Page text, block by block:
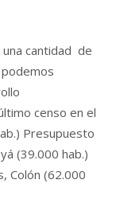
una cantidad de
censo en el
Presupuesto
(39.000 hab.)
Colón (62.000